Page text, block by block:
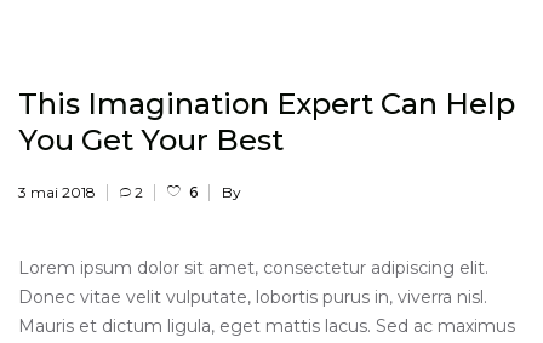
This Imagination Expert Can Help
You Get Your Best
3 mai 2018 2 6 By
Lorem ipsum dolor sit amet, consectetur adipiscing elit.
Donec vitae velit vulputate, lobortis purus in, viverra nisl.
Mauris et dictum ligula, eget mattis lacus. Sed ac maximus